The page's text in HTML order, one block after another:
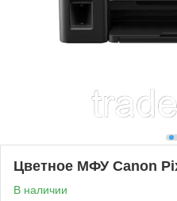
Цветное МФУ Canon
В наличии